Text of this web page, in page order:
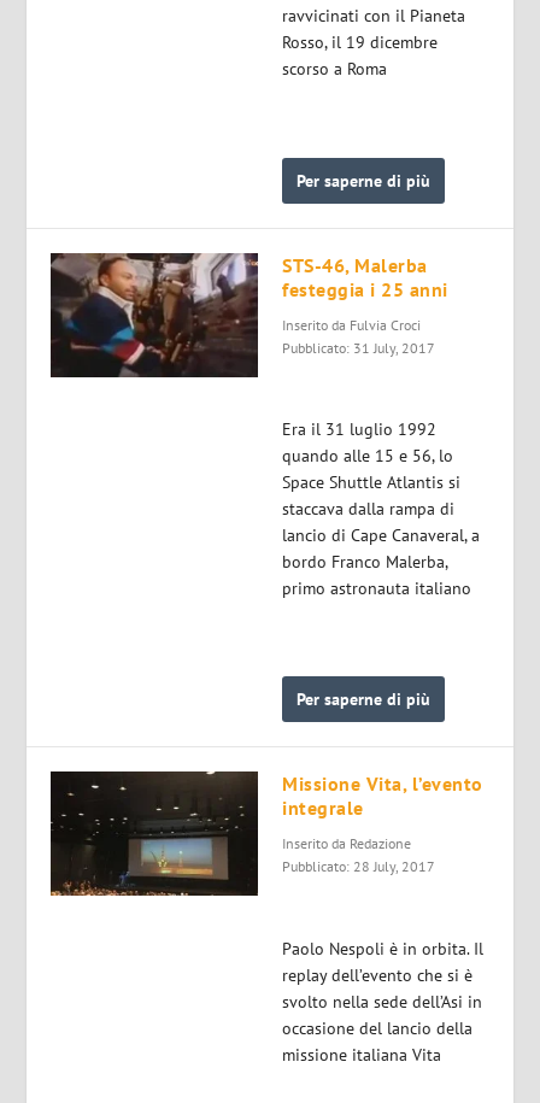
ravvicinati con il Pianeta
Rosso, il 19 dicembre
scorso a Roma
Per saperne di più
STS-46, Malerba
festeggia i 25 anni
Inserito da Fulvia Croci
Pubblicato: 31 July, 2017
Era il 31 luglio 1992
quando alle 15 e 56, lo
Space Shuttle Atlantis si
staccava dalla rampa di
lancio di Cape Canaveral, a
bordo Franco Malerba,
primo astronauta italiano
Per saperne di più
Missione Vita, l’evento
integrale
Inserito da Redazione
Pubblicato: 28 July, 2017
Paolo Nespoli è in orbita. Il
replay dell’evento che si è
svolto nella sede dell’Asi in
occasione del lancio della
missione italiana Vita